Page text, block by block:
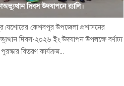
দিবস উদযাপনে র‍্যালি।
কেশবপুর উপজেলা প্রশাসনের
দিবস-২০২৬ ইং উদযাপন উপলক্ষে বর্ণাঢ্য
বিতরণ কার্যক্রম...